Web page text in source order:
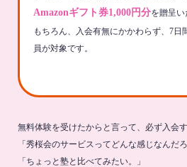
Amazonギフト券1,000円分を贈呈い
もちろん、入会有無にかかわらず、7日
員が対象です。
無料体験を受けたからと言って、必ず入会
「秀桜会のサービスってどんな感じなんだろ
「ちょっと塾と比べてみたい。」